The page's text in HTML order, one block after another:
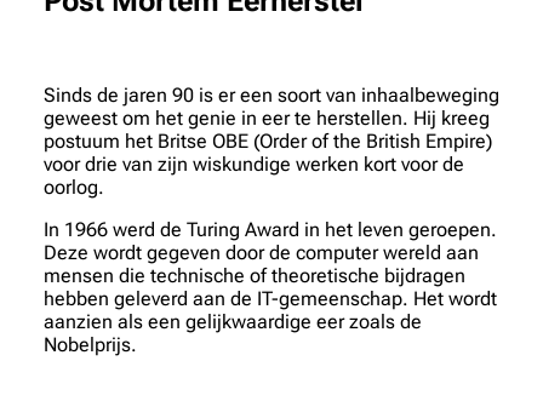
Sinds de jaren 90 is er een soort van inhaalbeweging
geweest om het genie in eer te herstellen. Hij kreeg
postuum het Britse OBE (Order of the British Empire)
voor drie van zijn wiskundige werken kort voor de
oorlog.
In 1966 werd de Turing Award in het leven geroepen.
Deze wordt gegeven door de computer wereld aan
mensen die technische of theoretische bijdragen
hebben geleverd aan de IT-gemeenschap. Het wordt
aanzien als een gelijkwaardige eer zoals de
Nobelprijs.